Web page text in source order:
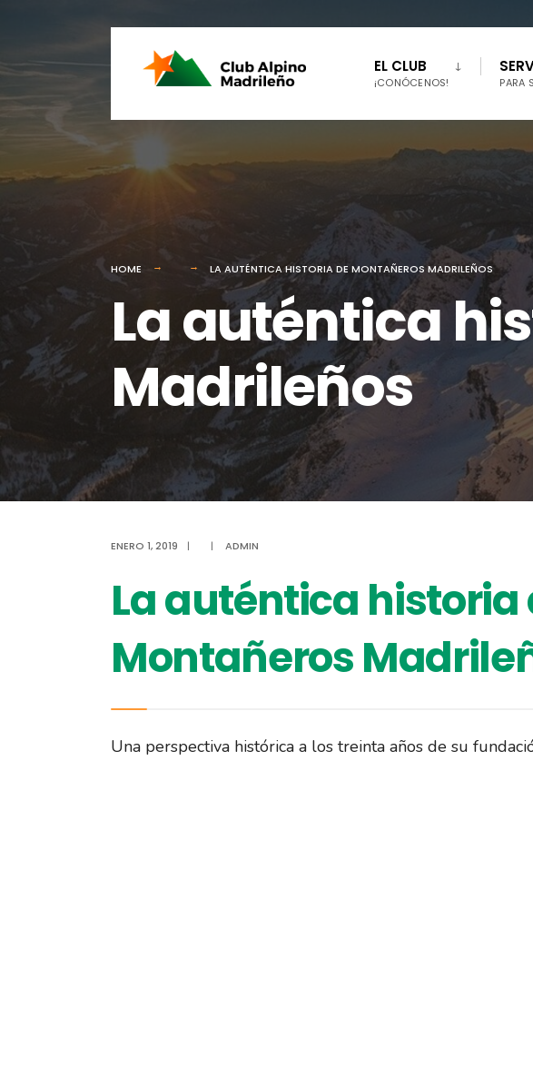
EL CLUB
¡CONÓCENOS! PARA
HOME LA AUTÉNTICA HISTORIA DE MONTAÑEROS MADRILEÑOS
La auténtica
Madrileños
ENERO 1, 2019 | | ADMIN
La auténtica historia
Montañeros
Una perspectiva histórica a los treinta años de su